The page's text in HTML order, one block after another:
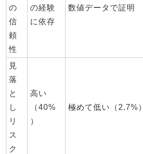
の
信
頼
性
の経験
に依存
数値データで証明
見
落
と
し
リ
ス
ク
高い
（40%
）
極めて低い（2.7%）